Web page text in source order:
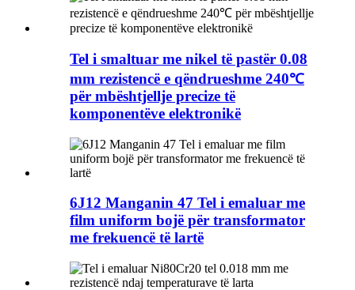
Tel i smaltuar me nikel të pastër 0.08
mm rezistencë e qëndrueshme 240℃
për mbështjellje precize të
komponentëve elektronikë
6J12 Manganin 47 Tel i emaluar me
film uniform bojë për transformator
me frekuencë të lartë